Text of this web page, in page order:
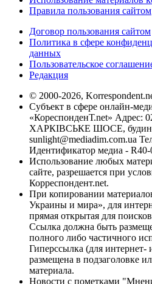
Правила пользования сайтом
Договор пользования сайтом
Политика в сфере
данных
Пользовательское
Редакция
© 2000-2026,
Субъект в сфере онлайн-
«КореспонденТ.net» Адрес:
ХАРКІВСЬКЕ ШОСЕ,
sunlight@mediadim.com.ua
Идентификатор медиа - R40-
Использование любых
сайте, разрешается при
Корреспондент.net.
При копировании
Украины и мира», для
прямая открытая для
Ссылка должна быть
полного либо частичного
Гиперссылка (для
размещена в подзаголовке
материала.
Новости с пометками